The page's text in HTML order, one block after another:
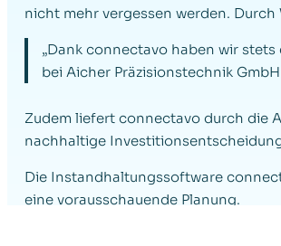
nicht mehr vergessen werden.
„Dank connectavo haben wir
bei Aicher Präzisionstechnik GmbH
Zudem liefert connectavo durch die
nachhaltige
Die Instandhaltungssoftware
eine vorausschauende Planung.